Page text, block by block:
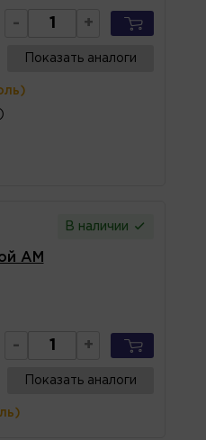
- +
Показать аналоги
В наличии
АМ
- +
Показать аналоги